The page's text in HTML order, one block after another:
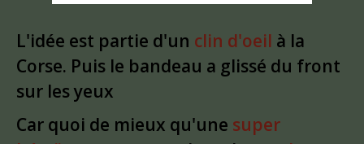
L'idée est partie d'un clin d'oeil à la
Corse. Puis le bandeau a glissé du front
sur les yeux
Car quoi de mieux qu'une super